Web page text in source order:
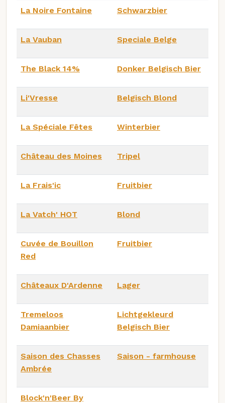
La Noire Fontaine Schwarzbier
La Vauban Speciale Belge
The Black 14% Donker Belgisch Bier
Li'Vresse Belgisch Blond
La Spéciale Fêtes Winterbier
Château des Moines Tripel
La Frais'ic Fruitbier
La Vatch' HOT Blond
Cuvée de Bouillon
Red
Fruitbier
Châteaux D'Ardenne Lager
Tremeloos
Damiaanbier
Lichtgekleurd
Belgisch Bier
Saison des Chasses
Ambrée
Saison - farmhouse
Block'n'Beer By